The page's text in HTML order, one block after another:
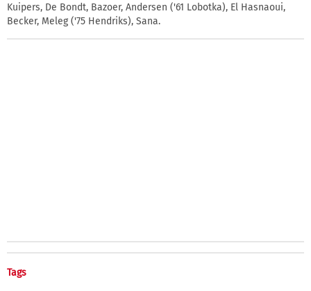
Kuipers, De Bondt, Bazoer, Andersen ('61 Lobotka), El Hasnaoui,
Becker, Meleg ('75 Hendriks), Sana.
Tags